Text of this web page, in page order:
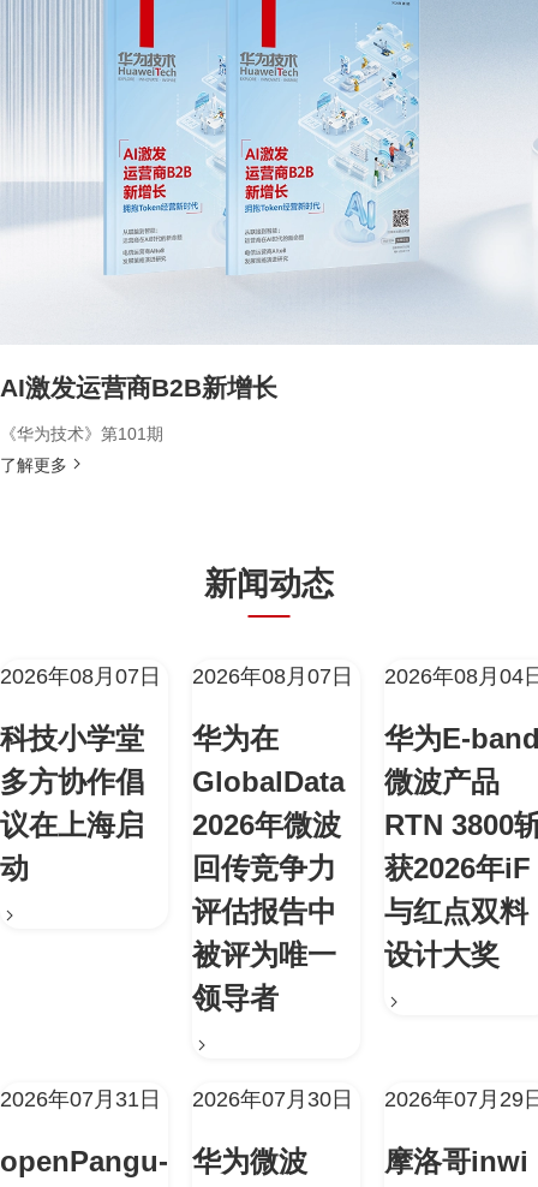
AI激发运营商B2B新增长
《华为技术》第101期
了解更多
新闻动态
2026年08月07日
科技小学堂
多方协作倡
议在上海启
动
2026年08月07日
华为在
GlobalData
2026年微波
回传竞争力
评估报告中
被评为唯一
领导者
2026年08月04
华为E-
微波产品
RTN 3800
获2026年iF
与红点双料
设计大奖
2026年07月31日
openPangu-
2026年07月30日
华为微波
2026年07月29
摩洛哥inwi